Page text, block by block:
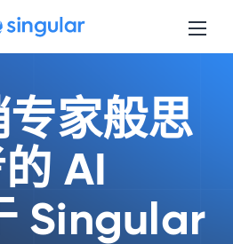
家般思
AI
Singular